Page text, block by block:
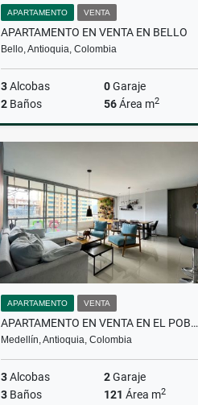
APARTAMENTO VENTA
APARTAMENTO EN VENTA EN BELLO
Bello, Antioquia, Colombia
3Alcobas 0Garaje
2 Baños 56Área m2
APARTAMENTO VENTA
APARTAMENTO EN VENTA EN EL POBLADO
Medellín, Antioquia, Colombia
3Alcobas 2Garaje
3 Baños 121 Área m2